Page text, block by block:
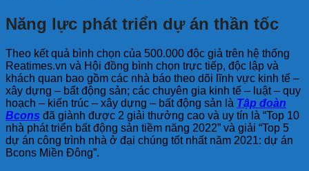
Năng lực phát triển dự án thần tốc
Theo kết quả bình chọn của 500.000 độc giả trên hệ thống
Reatimes.vn và Hội đồng bình chọn trực tiếp, độc lập và
khách quan bao gồm các nhà báo theo dõi lĩnh vực kinh tế –
xây dựng – bất động sản; các chuyên gia kinh tế – luật – quy
hoạch – kiến trúc – xây dựng – bất động sản là Tập đoàn
Bcons đã giành được 2 giải thưởng cao và uy tín là “Top 10
nhà phát triển bất động sản tiềm năng 2022” và giải “Top 5
dự án công trình nhà ở đại chúng tốt nhất năm 2021: dự án
Bcons Miền Đông”.